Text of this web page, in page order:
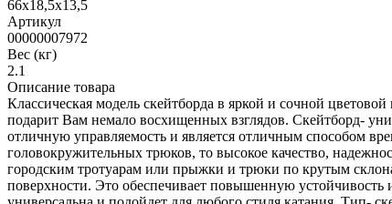
66x18,5x13,5
Артикул
00000007972
Вес (кг)
2.1
Описание товара
Классическая модель скейтборда в яркой и сочной
подарит Вам немало восхищенных взглядов. Скейтборд-
отличную управляемость и является отличным способом
головокружительных трюков, то высокое качество,
городским тротуарам или прыжки и трюки по крутым
поверхности. Это обеспечивает повышенную устойчивость